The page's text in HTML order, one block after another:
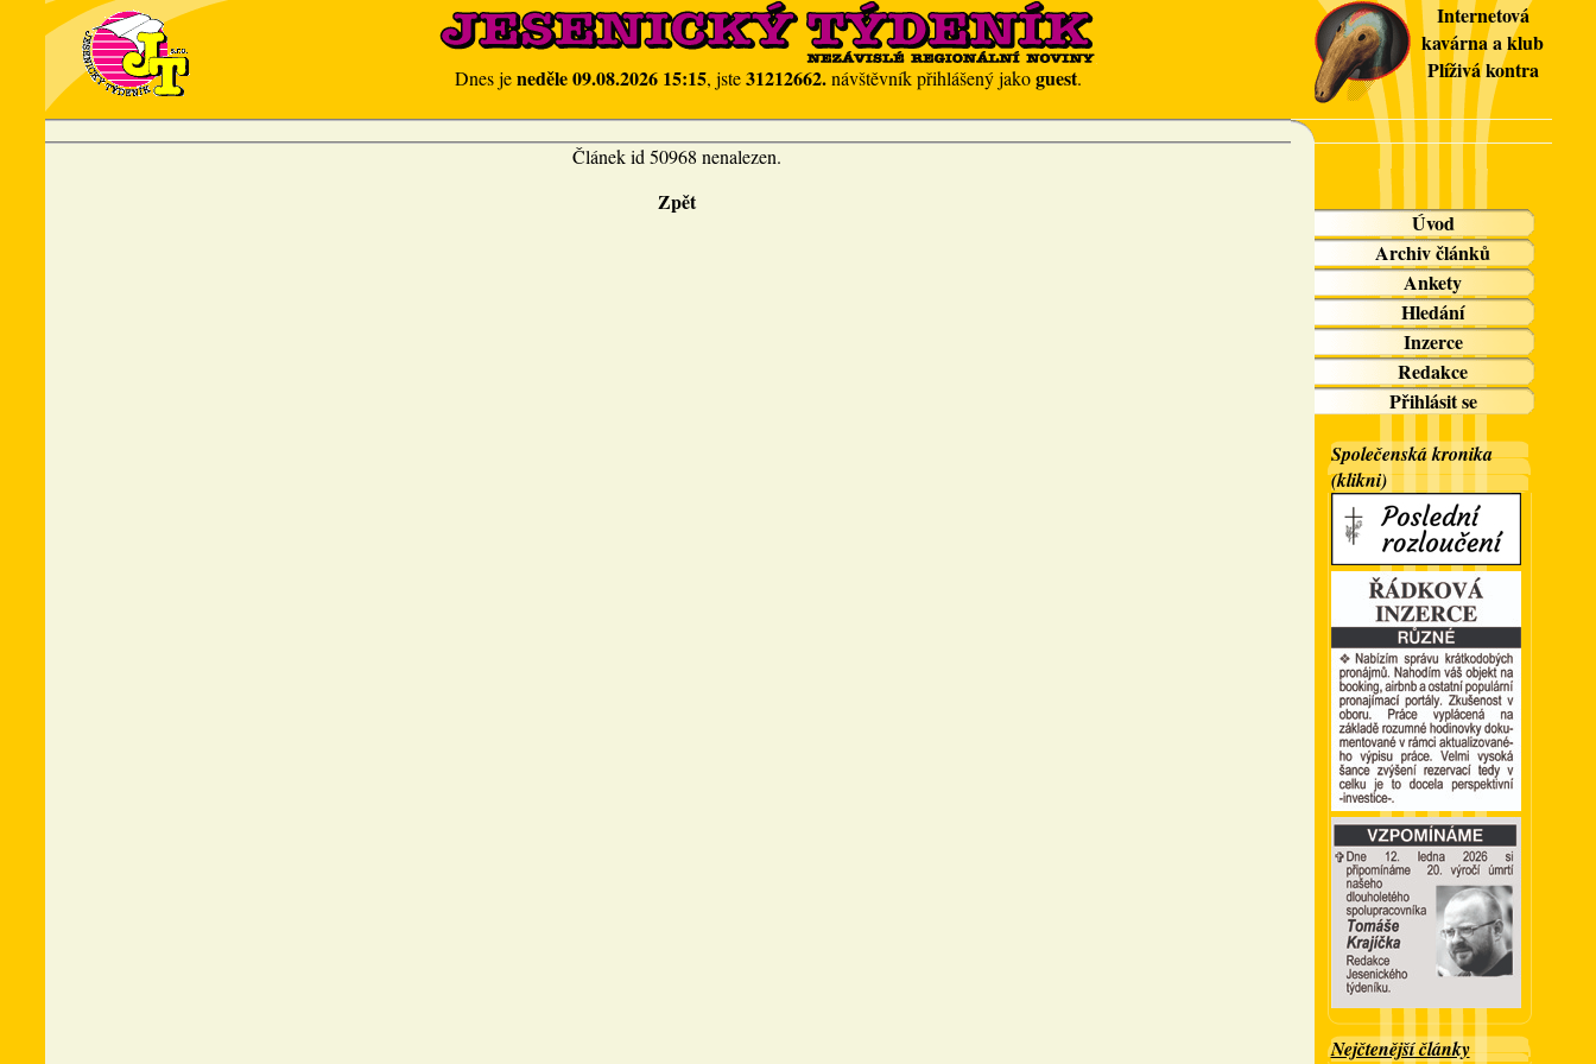
Dnes jeneděle 09.08.2026 15:15, jste31212662.návštěvník přihlášený jakoguest.
Internetová
kavárna a klub
Plíživá kontra
Článek id 50968 nenalezen.
Zpět
Úvod
Archiv článků
Ankety
Hledání
Inzerce
Redakce
Přihlásit se
Společenská kronika
(klikni)
Nejčtenější články